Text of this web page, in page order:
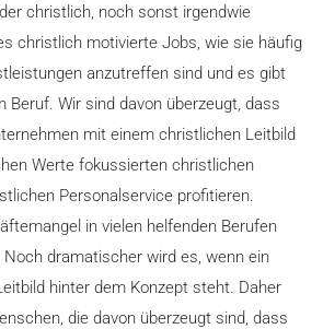
christlich, noch sonst irgendwie
christlich motivierte Jobs, wie sie häufig
anzutreffen sind und es gibt
Beruf. Wir sind davon überzeugt, dass
mit einem christlichen Leitbild
Werte fokussierten christlichen
Personalservice profitieren.
in vielen helfenden Berufen
dramatischer wird es, wenn ein
hinter dem Konzept steht. Daher
die davon überzeugt sind, dass